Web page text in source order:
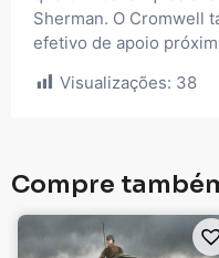
Sherman. O Cromwell
efetivo de apoio
Visualizações: 38
Compre